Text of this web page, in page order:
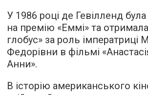
У 1986 році де Гевілленд
на премію «Еммі» та
глобус» за роль імператриці
Федорівни в фільмі
Анни».
В історію американського